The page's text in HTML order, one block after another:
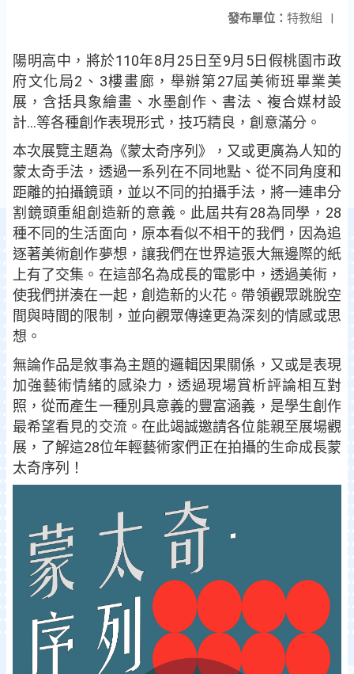
發布單位： 特教組 |
陽明高中，將於110年8月25日至9月5日假桃園市政
府文化局2、3樓畫廊，舉辦第27屆美術班畢業美
展，含括具象繪畫、水墨創作、書法、複合媒材設
計…等各種創作表現形式，技巧精良，創意滿分。
本次展覽主題為《蒙太奇序列》，又或更廣為人知的
蒙太奇手法，透過一系列在不同地點、從不同角度和
距離的拍攝鏡頭，並以不同的拍攝手法，將一連串分
割鏡頭重組創造新的意義。此屆共有28為同學，28
種不同的生活面向，原本看似不相干的我們，因為追
逐著美術創作夢想，讓我們在世界這張大無邊際的紙
上有了交集。在這部名為成長的電影中，透過美術，
使我們拼湊在一起，創造新的火花。帶領觀眾跳脫空
間與時間的限制，並向觀眾傳達更為深刻的情感或思
想。
無論作品是敘事為主題的邏輯因果關係，又或是表現
加強藝術情緒的感染力，透過現場賞析評論相互對
照，從而產生一種別具意義的豐富涵義，是學生創作
最希望看見的交流。在此竭誠邀請各位能親至展場觀
展，了解這28位年輕藝術家們正在拍攝的生命成長蒙
太奇序列！